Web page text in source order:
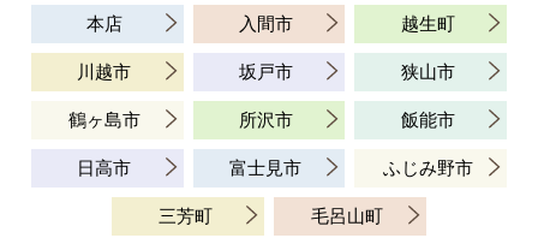
本店 入間市 越生町
川越市 坂戸市 狭山市
鶴ヶ島市 所沢市 飯能市
日高市 富士見市 ふじみ野市
三芳町 毛呂山町